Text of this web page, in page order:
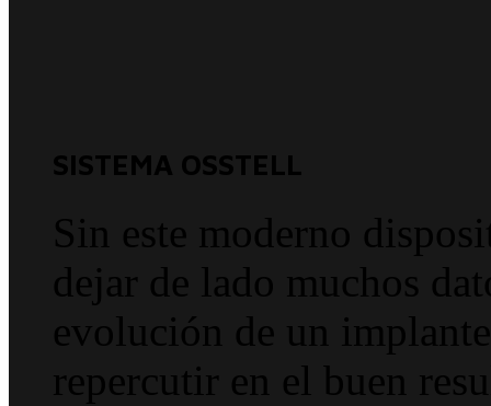
SISTEMA OSSTELL
Sin este moderno
dejar de lado muchos
evolución de un
repercutir en el buen